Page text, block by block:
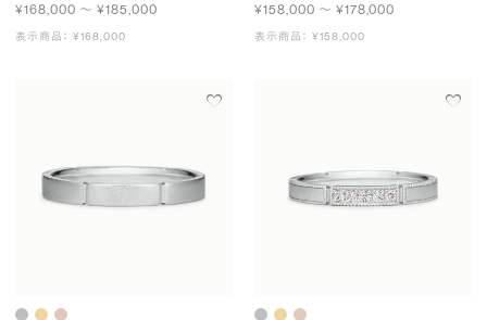
¥168,000 〜 ¥185,000
表示商品： ¥168,000
¥158,000 〜 ¥178,000
表示商品： ¥158,000